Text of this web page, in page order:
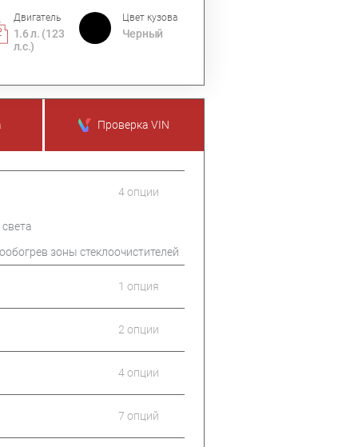
Двигатель
1.6 л. (123
л.с.)
Цвет кузова
Черный
Проверка VIN
4 опции
зоны стеклоочистителей
1 опция
2 опции
4 опции
7 опций